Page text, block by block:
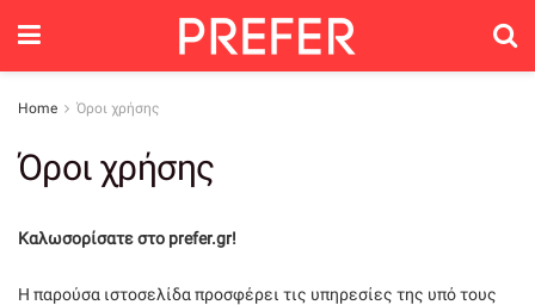
Home Όροι χρήσης
Όροι χρήσης
Καλωσορίσατε στο prefer.gr!
Η παρούσα ιστοσελίδα προσφέρει τις υπηρεσίες της υπό τους